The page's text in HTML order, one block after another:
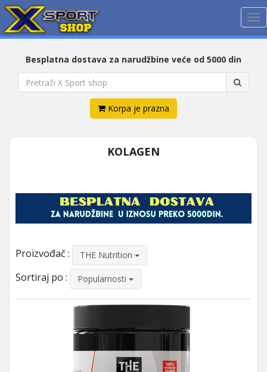
Besplatna dostava za narudžbine veće od 5000 din
Korpa je prazna
KOLAGEN
Proizvođač : THE Nutrition
Sortiraj po : Popularnosti